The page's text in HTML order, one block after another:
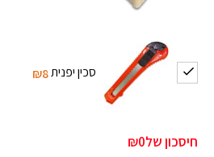
סכין יפנית₪8
חיסכון של₪0